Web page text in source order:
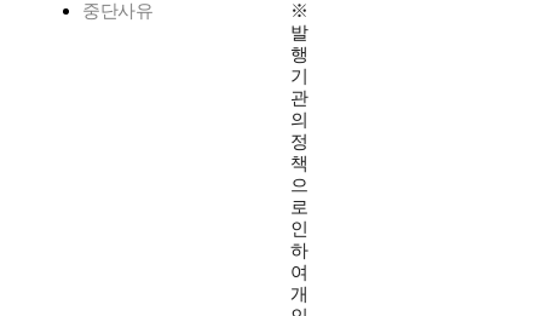
중단사유
※
발
행
기
관
의
정
책
으
로
인
하
여
개